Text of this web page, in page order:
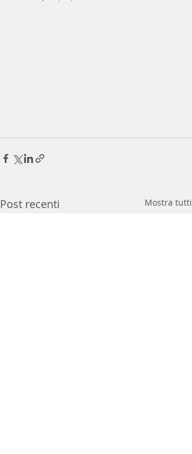
Post recenti Mostra tutti